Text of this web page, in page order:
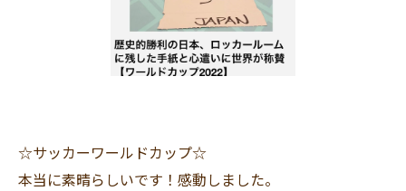
☆サッカーワールドカップ☆
本当に素晴らしいです！感動しました。